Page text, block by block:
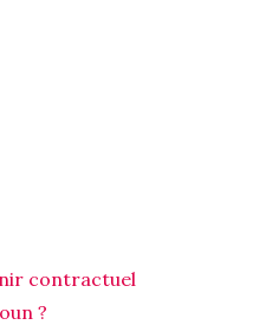
contractuel
?